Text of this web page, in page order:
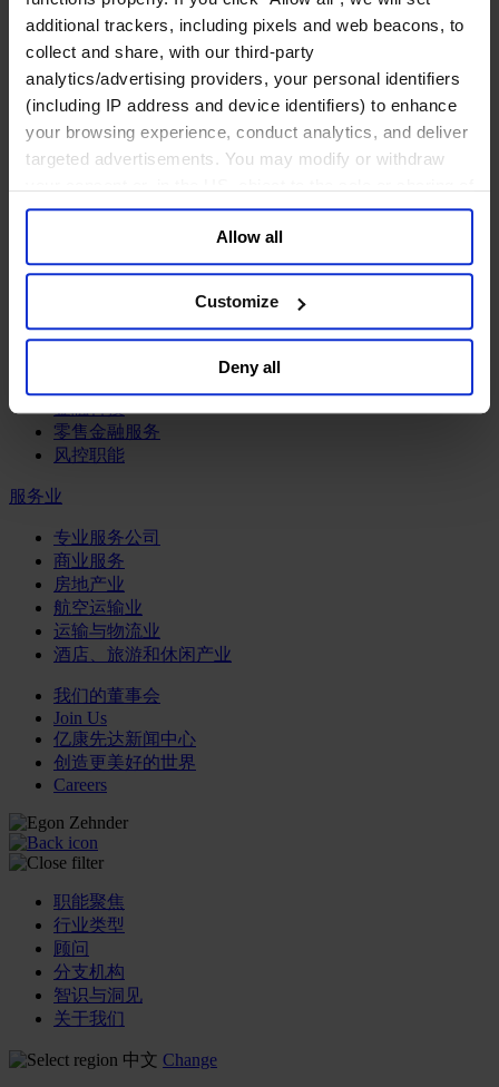
additional trackers, including pixels and web beacons, to
collect and share, with our third-party
analytics/advertising providers, your personal identifiers
(including IP address and device identifiers) to enhance
your browsing experience, conduct analytics, and deliver
targeted advertisements. You may modify or withdraw
your data for targeted advertising, by clicking “Do Not
Sell or Share My Personal Information” in the footer of
the website. You must opt-out of each device and each
browser. For additional information and retention terms
general collection and use of personal information see
Allow all
Customize
Deny all
工业
化工与过程工业咨询团队
机械与工业技术
汽车与交通设备
能源业
金属与矿业
基础设施
投资银行、企业银行与金融市场
数字化资产、加密货币与Web 3行业
私募股权投资行业
金融科技
零售金融服务
风控职能
服务业
专业服务公司
商业服务
房地产业
航空运输业
运输与物流业
酒店、旅游和休闲产业
我们的董事会
Join Us
亿康先达新闻中心
创造更美好的世界
Careers
职能聚焦
行业类型
顾问
分支机构
智识与洞见
关于我们
中文 Change